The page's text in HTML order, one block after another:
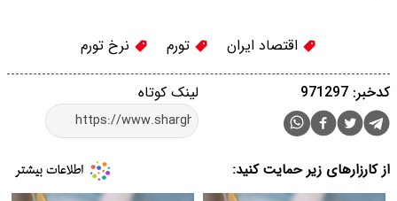
اقتصاد ایران تورم نرخ تورم
لینک کوتاه کدخبر: 971297
از کارزارهای زیر حمایت کنید: